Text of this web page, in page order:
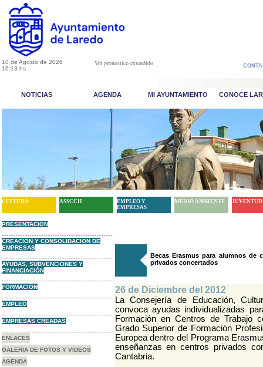
10 de Agosto de 2026
16:13 hs
Ver pronostico extendido
NOTICIAS AGENDA MI AYUNTAMIENTO CONOCE
CULTURA ASSCCII
EMPLEO Y
EMPRESAS
MEDIO AMBIENTE JUVENTUD
PRESENTACION
CREACION Y CONSOLIDACION DE
EMPRESAS
AYUDAS, SUBVENCIONES Y
FINANCIACIÓN
FORMACIÓN
EMPLEO
EMPRESAS CREADAS
ENLACES
GALERIA DE FOTOS Y VIDEOS
AGENDA
Becas Erasmus para alumnos de
privados concertados
26 de Diciembre del 2012
La Consejería de Educación,
convoca ayudas individualizadas
Formación en Centros de Trabajo
Grado Superior de Formación
Europea dentro del Programa
enseñanzas en centros privados
Cantabria.